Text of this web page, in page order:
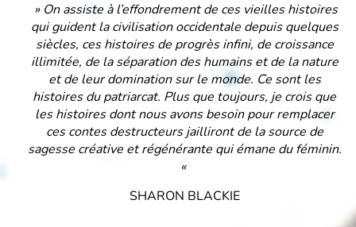
» On assiste à l’effondrement de ces vieilles histoires
qui guident la civilisation occidentale depuis quelques
siècles, ces histoires de progrès infini, de croissance
illimitée, de la séparation des humains et de la nature
et de leur domination sur le monde. Ce sont les
histoires du patriarcat. Plus que toujours, je crois que
les histoires dont nous avons besoin pour remplacer
ces contes destructeurs jailliront de la source de
sagesse créative et régénérante qui émane du féminin.
«
SHARON BLACKIE